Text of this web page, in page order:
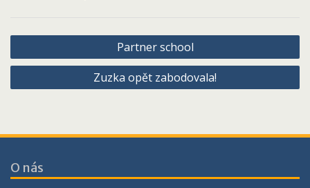
Navigace
pro
Partner school
Zuzka opět zabodovala!
O nás